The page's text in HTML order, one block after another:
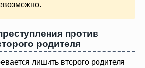
против
родителя
лишить второго родителя